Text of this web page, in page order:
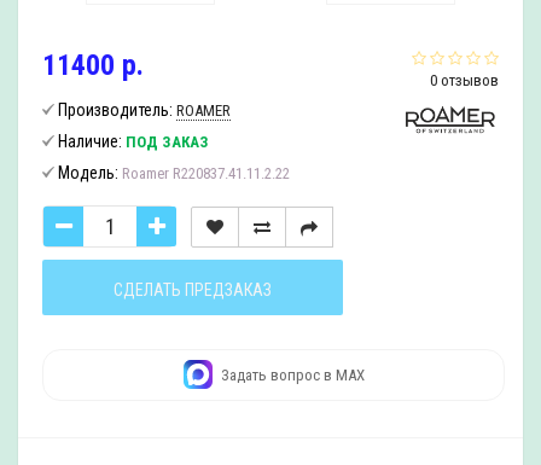
0 отзывов
11400 р.
Производитель: ROAMER
Наличие: ПОД ЗАКАЗ
Модель: Roamer R220837.41.11.2.22
СДЕЛАТЬ ПРЕДЗАКАЗ
Задать вопрос в MAX